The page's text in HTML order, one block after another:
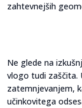
zahtevnejših
Ne glede na
vlogo tudi zaščita.
zatemnjevanjem,
učinkovitega